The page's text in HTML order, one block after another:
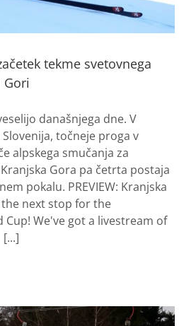
tekme svetovnega
Gori
današnjega dne. V
točneje proga v
alpskega smučanja za
Gora pa četrta postaja
pokalu. PREVIEW: Kranjska
next stop for the
Cup! We've got a livestream of
[...]